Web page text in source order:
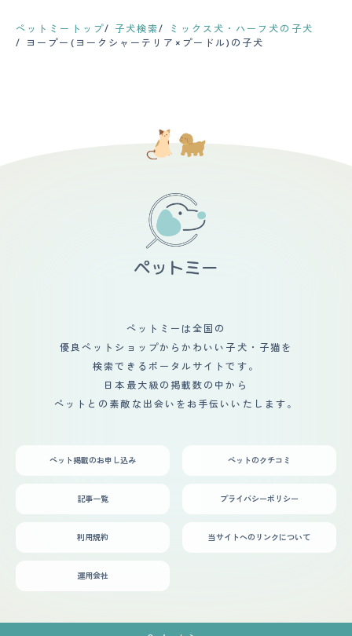
ペットミートップ 子犬検索
ミックス犬・ハーフ犬の子犬
ヨープー(ヨークシャーテリア×プードル)の子犬
ペットミーは全国の
優良ペットショップからかわいい子犬・子猫を
検索できるポータルサイトです。
日本最大級の掲載数の中から
ペットとの素敵な出会いをお手伝いいたします。
ペット掲載のお申し込み ペットのクチコミ
記事一覧 プライバシーポリシー
利用規約 当サイトへのリンクについて
運用会社